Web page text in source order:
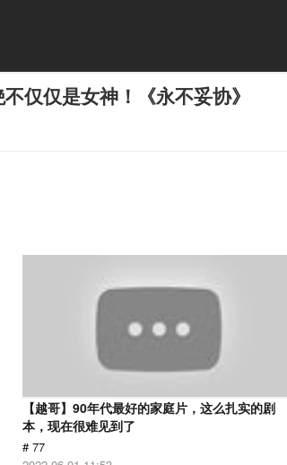
仅仅是女神！《永不妥协》
【越哥】90年代最好的家庭片，这么扎实的剧
本，现在很难见到了
# 77